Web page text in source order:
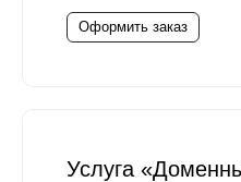
Оформить заказ
Услуга